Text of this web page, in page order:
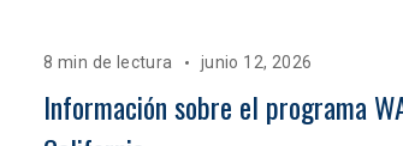
8 min de lectura junio 12, 2026
Información sobre el programa